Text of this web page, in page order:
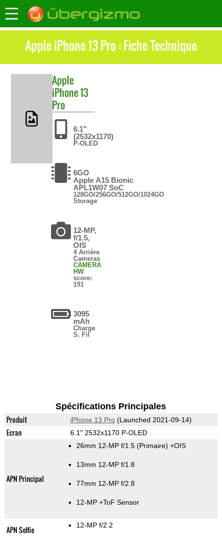
Apple iPhone 13 Pro : Fiche Technique
Apple
iPhone 13
Pro
6.1"
(2532x1170)
P-OLED
6GO
Apple A15 Bionic
APL1W07 SoC
128GO/256GO/512GO/1024GO
Storage
12-MP,
f/1.5,
OIS
4 Arrière
Cameras
CAMERA
HW
score:
191
3095
mAh
Charge
S. Fil
Spécifications Principales
Produit iPhone 13 Pro(Launched 2021-09-14)
Ecran 6.1" 2532x1170 P-OLED
APN Principal
26mm 12-MP f/1.5 (Primaire) +OIS
13mm 12-MP f/1.8
77mm 12-MP f/2.8
12-MP +ToF Sensor
APN Selfie 12-MP f/2.2